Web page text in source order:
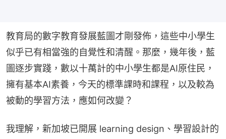
教育局的數字教育發展藍圖才剛發佈，這些中小學生
似乎已有相當強的自覺性和清醒。那麼，幾年後，藍
圖逐步實踐，數以十萬計的中小學生都是AI原住民，
擁有基本AI素養，今天的標準課時和課程，以及較為
被動的學習方法，應如何改變？
我理解，新加坡已開展 learning design、學習設計的